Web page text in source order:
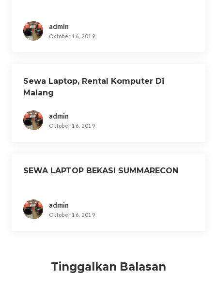
admin
Oktober 16, 2019
Sewa Laptop, Rental Komputer Di
Malang
admin
Oktober 16, 2019
SEWA LAPTOP BEKASI SUMMARECON
admin
Oktober 16, 2019
Tinggalkan Balasan